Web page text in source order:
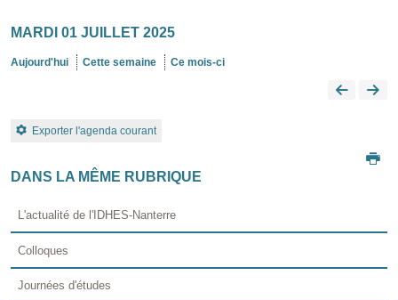
MARDI 01 JUILLET 2025
Aujourd'hui Cette semaine Ce mois-ci
Exporter l'agenda courant
DANS LA MÊME RUBRIQUE
L'actualité de l'IDHES-Nanterre
Colloques
Journées d'études